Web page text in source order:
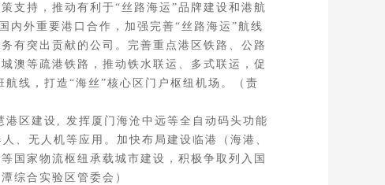
持，推动有利于“丝路海运”品牌建设和港航
内外重要港口合作，加强完善“丝路海运”航线
有突出贡献的公司。完善重点港区铁路、公路
澳等疏港铁路，推动铁水联运、多式联运，促
线，打造“海丝”核心区门户枢纽机场。（责
区建设, 发挥厦门海沧中远等全自动码头功能
、无人机等应用。加快布局建设临港（海港、
国家物流枢纽承载城市建设，积极争取列入国
综合实验区管委会）